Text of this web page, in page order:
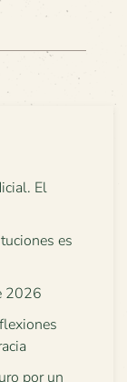
El
es
2026
por un